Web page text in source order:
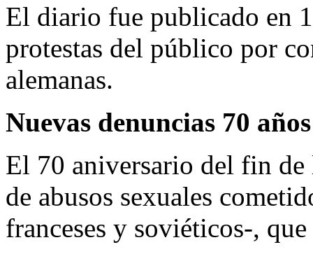
El diario fue publicado en
protestas del público por
alemanas.
Nuevas denuncias 70
El 70 aniversario del fin de
de abusos sexuales
franceses y soviéticos-,